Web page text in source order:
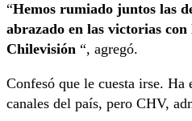
“Hemos rumiado juntos las
abrazado en las victorias con
Chilevisión “, agregó.
Confesó que le cuesta irse. Ha
canales del país, pero CHV,